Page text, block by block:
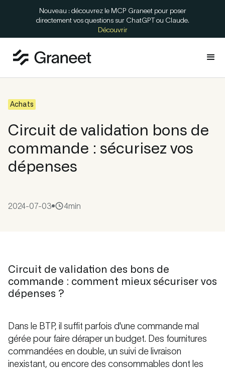
Nouveau : découvrez le MCP Graneet pour poser
directement vos questions sur ChatGPT ou Claude.
Découvrir
Achats
Circuit de validation bons de
commande : sécurisez vos
dépenses
2024-07-03 4min
Circuit de validation des bons de
commande : comment mieux sécuriser vos
dépenses ?
Dans le BTP, il suffit parfois d'une commande mal
gérée pour faire déraper un budget. Des fournitures
commandées en double, un suivi de livraison
inexistant, ou encore des consommables dont les